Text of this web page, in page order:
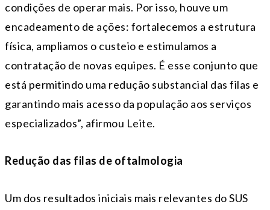
condições de operar mais. Por isso, houve um
encadeamento de ações: fortalecemos a estrutura
física, ampliamos o custeio e estimulamos a
contratação de novas equipes. É esse conjunto que
está permitindo uma redução substancial das filas e
garantindo mais acesso da população aos serviços
especializados”, afirmou Leite.
Redução das filas de oftalmologia
Um dos resultados iniciais mais relevantes do SUS